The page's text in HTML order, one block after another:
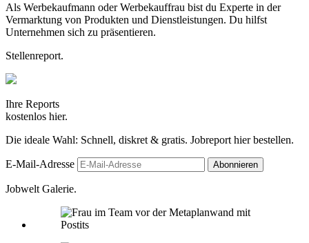
Als Werbekaufmann oder Werbekauffrau bist du Experte in der
Vermarktung von Produkten und Dienstleistungen. Du hilfst
Unternehmen sich zu präsentieren.
Stellenreport.
Ihre Reports
kostenlos hier.
Die ideale Wahl: Schnell, diskret & gratis. Jobreport hier bestellen.
E-Mail-Adresse
Jobwelt Galerie.